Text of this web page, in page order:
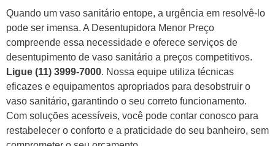
Quando um vaso sanitário entope, a urgência em resolvê-lo
pode ser imensa. A Desentupidora Menor Preço
compreende essa necessidade e oferece serviços de
desentupimento de vaso sanitário a preços competitivos.
Ligue (11) 3999-7000. Nossa equipe utiliza técnicas
eficazes e equipamentos apropriados para desobstruir o
vaso sanitário, garantindo o seu correto funcionamento.
Com soluções acessíveis, você pode contar conosco para
restabelecer o conforto e a praticidade do seu banheiro, sem